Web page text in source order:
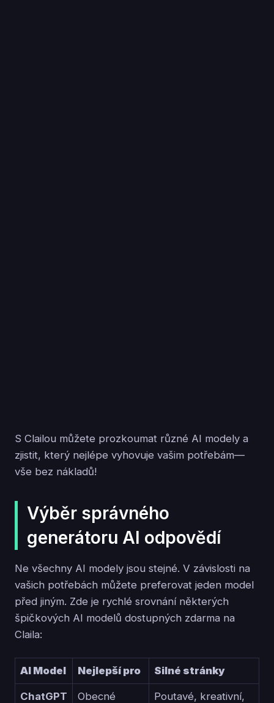
S Clailou můžete prozkoumat různé AI modely a
zjistit, který nejlépe vyhovuje vašim potřebám—
vše bez nákladů!
Výběr správného
generátoru AI odpovědí
Ne všechny AI modely jsou stejné. V závislosti na
vašich potřebách můžete preferovat jeden model
před jiným. Zde je rychlé srovnání některých
špičkových AI modelů dostupných zdarma na
Claila:
AI Model Nejlepší pro Silné stránky
ChatGPT
Obecné
Poutavé, kreativní,